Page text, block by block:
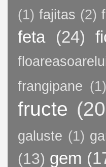
(1) fajitas (2)
feta (24)
frangipane (1)
fructe
galuste (1)
(13) gem